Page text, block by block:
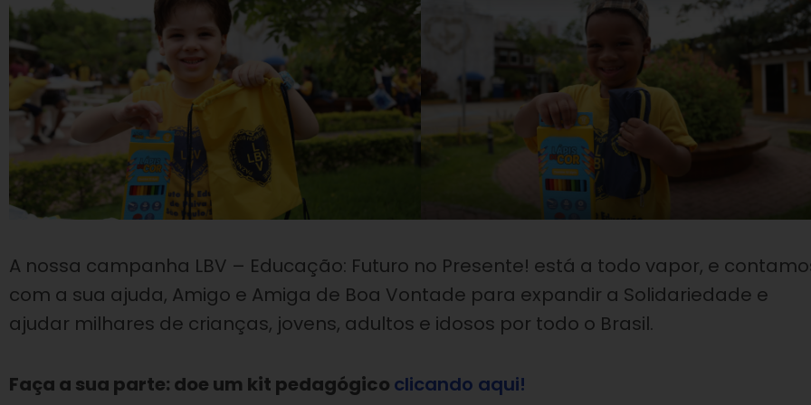
A nossa campanha LBV – Educação: Futuro no Presente! está a todo vapor, e
com a sua ajuda, Amigo e Amiga de Boa Vontade para expandir a Solidariedade e
ajudar milhares de crianças, jovens, adultos e idosos por todo o Brasil.
Faça a sua parte: doe um kit pedagógico clicando aqui!